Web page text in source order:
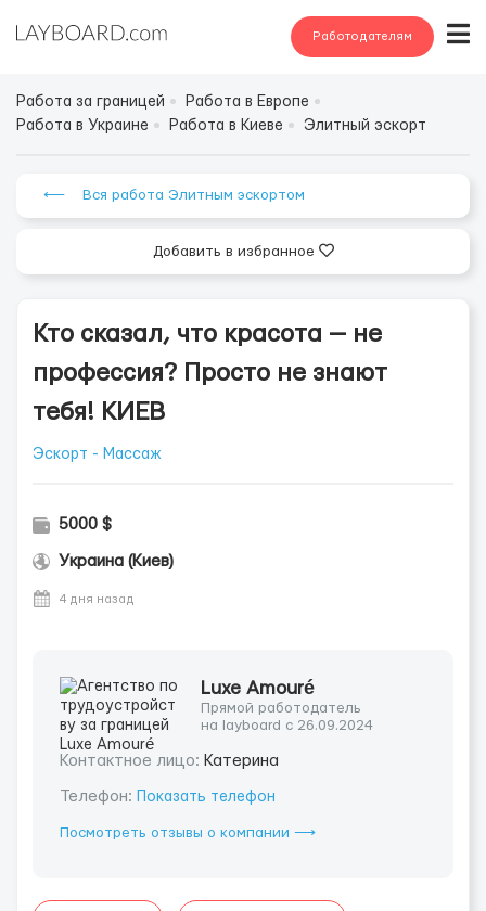
Работодателям
Работа за границей
Работа в Европе
Работа в Украине
Работа в Киеве Элитный эскорт
⟵ Вся работа Элитным эскортом
Добавить в избранное
Кто сказал, что красота — не
профессия? Просто не знают
тебя! КИЕВ
Эскорт - Массаж
5000 $
Украина (Киев)
4 дня назад
Luxe Amouré
Прямой работодатель
на layboard с 26.09.2024
Контактное лицо: Катерина
Телефон: Показать телефон
Посмотреть отзывы о компании ⟶